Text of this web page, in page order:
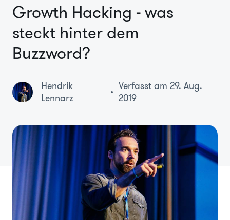
Referenzen
Branchen
Karriere
Über Uns
Growth Hacking - was
steckt hinter dem
Buzzword?
Hendrik
Lennarz
Verfasst am 29. Aug.
2019